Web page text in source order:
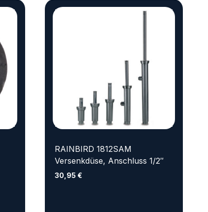
RAINBIRD 1812SAM
Versenkdüse, Anschluss 1/2″
30,95 €